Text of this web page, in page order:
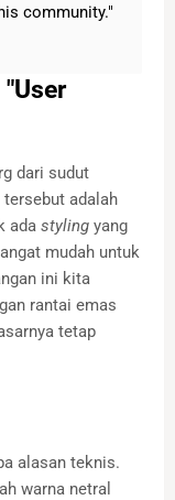
community."
dari sudut
tersebut adalah
ada styling yang
mudah untuk
ini kita
rantai emas
tetap
alasan teknis.
warna netral